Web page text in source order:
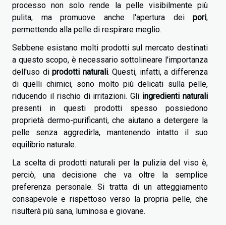
processo non solo rende la pelle visibilmente più
pulita, ma promuove anche l'apertura dei pori,
permettendo alla pelle di respirare meglio.
Sebbene esistano molti prodotti sul mercato destinati
a questo scopo, è necessario sottolineare l'importanza
dell'uso diprodotti naturali. Questi, infatti, a differenza
di quelli chimici, sono molto più delicati sulla pelle,
riducendo il rischio di irritazioni. Gli ingredienti naturali
presenti in questi prodotti spesso possiedono
proprietà dermo-purificanti, che aiutano a detergere la
pelle senza aggredirla, mantenendo intatto il suo
equilibrio naturale.
La scelta di prodotti naturali per la pulizia del viso è,
perciò, una decisione che va oltre la semplice
preferenza personale. Si tratta di un atteggiamento
consapevole e rispettoso verso la propria pelle, che
risulterà più sana, luminosa e giovane.